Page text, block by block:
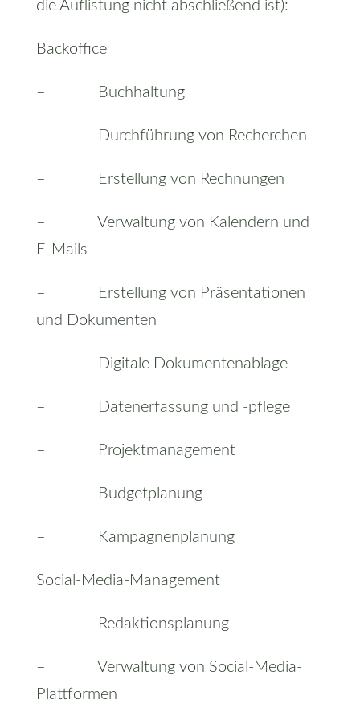
die Auflistung nicht abschließend ist):
Backoffice
– Buchhaltung
– Durchführung von Recherchen
– Erstellung von Rechnungen
– Verwaltung von Kalendern und
E-Mails
– Erstellung von Präsentationen
und Dokumenten
– Digitale Dokumentenablage
– Datenerfassung und -pflege
– Projektmanagement
– Budgetplanung
– Kampagnenplanung
Social-Media-Management
– Redaktionsplanung
– Verwaltung von Social-Media-
Plattformen